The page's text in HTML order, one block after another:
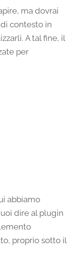
ma dovrai
contesto in
A tal fine, il
per
abbiamo
dire al plugin
proprio sotto il